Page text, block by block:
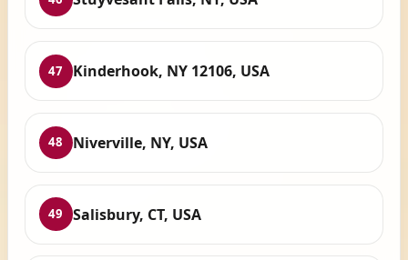
47 Kinderhook, NY 12106, USA
48 Niverville, NY, USA
49 Salisbury, CT, USA